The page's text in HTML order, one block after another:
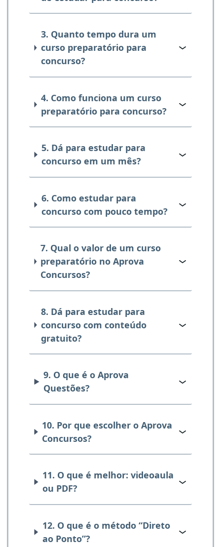
3. Quanto tempo dura um
curso preparatório para
concurso?
4. Como funciona um curso
preparatório para concurso?
5. Dá para estudar para
concurso em um mês?
6. Como estudar para
concurso com pouco tempo?
7. Qual o valor de um curso
preparatório no Aprova
Concursos?
8. Dá para estudar para
concurso com conteúdo
gratuito?
9. O que é o Aprova
Questões?
10. Por que escolher o Aprova
Concursos?
11. O que é melhor: videoaula
ou PDF?
12. O que é o método “Direto
ao Ponto”?